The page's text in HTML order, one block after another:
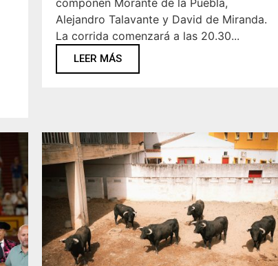
Alejandro Talavante y David de Miranda.
La corrida comenzará a las 20.30...
LEER MÁS